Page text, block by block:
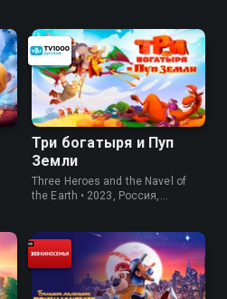
Три богатыря и Пуп
Земли
Three Heroes and the Navel of
the Earth • 2023, Россия,